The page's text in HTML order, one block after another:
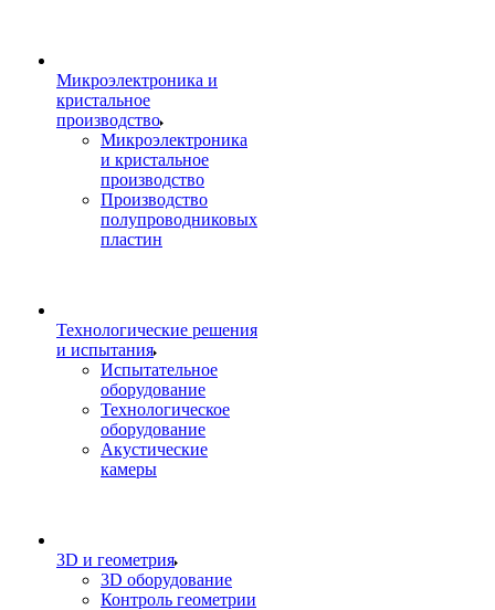
Микроэлектроника и
кристальное
производство
Микроэлектроника
и кристальное
производство
Производство
полупроводниковых
пластин
Технологические решения
и испытания
Испытательное
оборудование
Технологическое
оборудование
Акустические
камеры
3D и геометрия
3D оборудование
Контроль геометрии